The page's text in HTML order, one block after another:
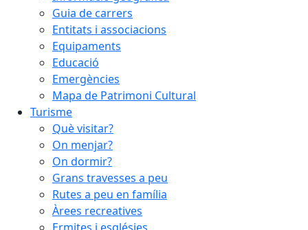
Guia de carrers
Entitats i associacions
Equipaments
Educació
Emergències
Mapa de Patrimoni Cultural
Turisme
Què visitar?
On menjar?
On dormir?
Grans travesses a peu
Rutes a peu en família
Àrees recreatives